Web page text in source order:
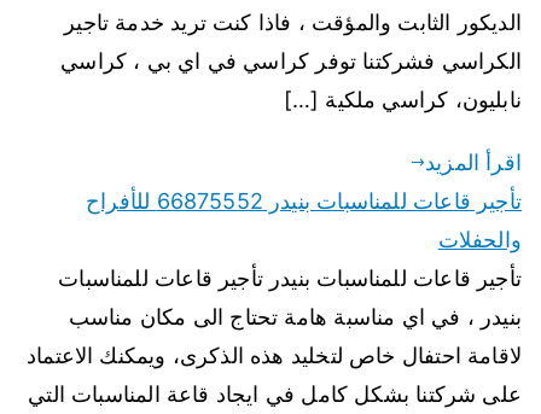
الديكور الثابت والمؤقت ، فاذا كنت تريد خدمة تاجير
الكراسي فشركتنا توفر كراسي في اي بي ، كراسي
نابليون، كراسي ملكية […]
اقرأ المزيد
تأجير قاعات للمناسبات بنيدر 66875552 للأفراح
والحفلات
تأجير قاعات للمناسبات بنيدر تأجير قاعات للمناسبات
بنيدر ، في اي مناسبة هامة تحتاج الى مكان مناسب
لاقامة احتفال خاص لتخليد هذه الذكرى، ويمكنك الاعتماد
على شركتنا بشكل كامل في ايجاد قاعة المناسبات التي